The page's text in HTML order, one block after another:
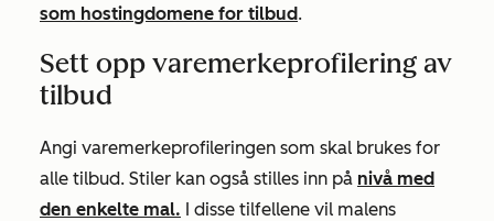
som hostingdomene for tilbud.
Sett opp varemerkeprofilering av
tilbud
Angi varemerkeprofileringen som skal brukes for
alle tilbud. Stiler kan også stilles inn på nivå med
den enkelte mal. I disse tilfellene vil malens